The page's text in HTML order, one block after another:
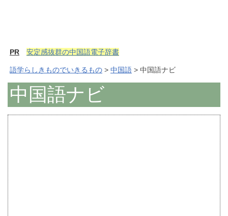
PR 安定感抜群の中国語電子辞書
語学らしきものでいきるもの > 中国語 > 中国語ナビ
中国語ナビ